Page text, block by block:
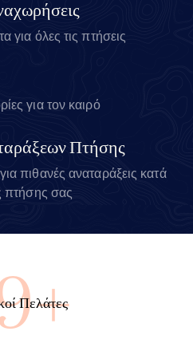
για όλες τις πτήσεις
για τον καιρό
Πτήσης
πιθανές αναταράξεις κατά
πτήσης σας
Πελάτες